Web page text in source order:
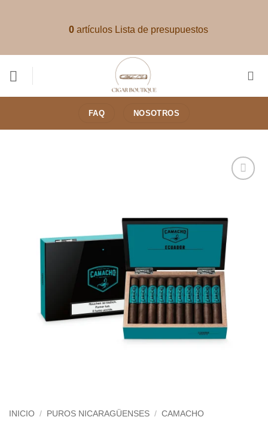
0artículos Lista de presupuestos
FAQ NOSOTROS
deseos
INICIO / PUROS NICARAGÜENSES / CAMACHO